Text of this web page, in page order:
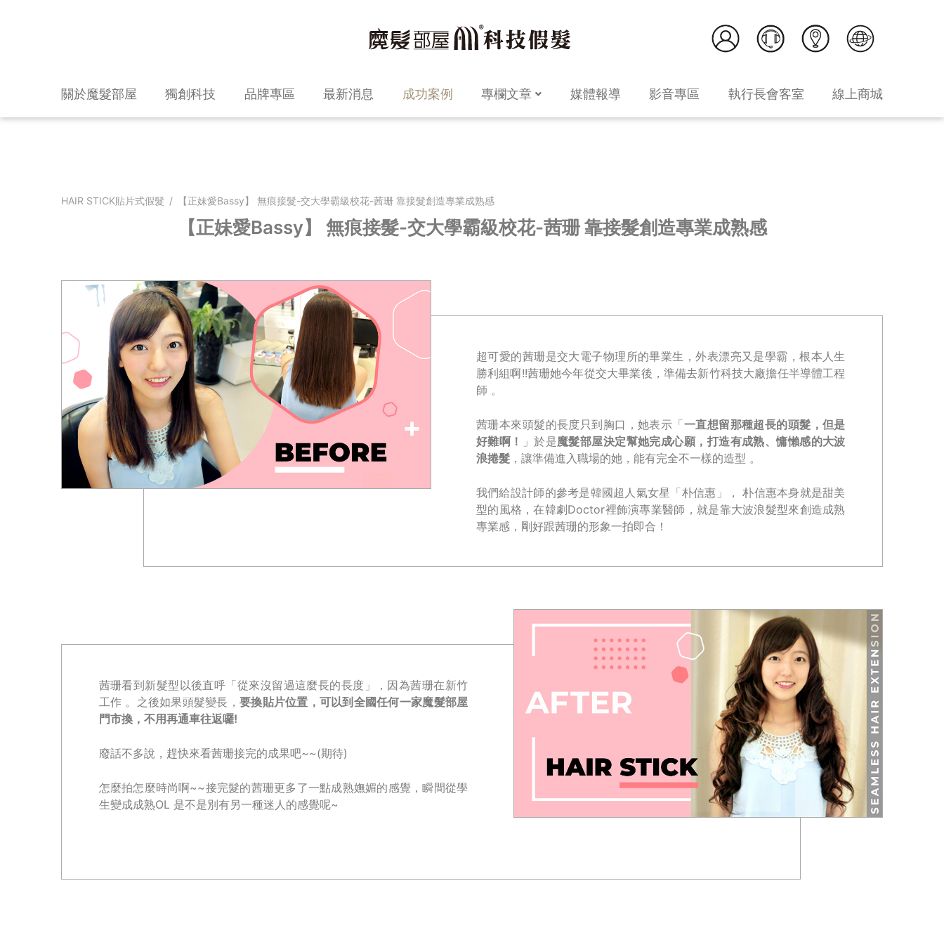
關於魔髮部屋 獨創科技 品牌專區 最新消息 成功案例 專欄文章 媒體報導 影音專區 執行長會客室 線上商城
HAIR STICK貼片式假髮 / 【正妹愛Bassy】 無痕接髮-交大學霸級校花-茜珊 靠接髮創造專業成熟感
【正妹愛Bassy】 無痕接髮-交大學霸級校花-茜珊 靠接髮創造專業成熟感
超可愛的茜珊是交大電子物理所的畢業生，外表漂亮又是學霸，根本人生
勝利組啊!!茜珊她今年從交大畢業後，準備去新竹科技大廠擔任半導體工程
師 。
茜珊本來頭髮的長度只到胸口，她表示「一直想留那種超長的頭髮，但是
好難啊！
」於是魔髮部屋決定幫她完成心願，打造有成熟、慵懶感的大波
浪捲髮，讓準備進入職場的她，能有完全不一樣的造型 。
我們給設計師的參考是韓國超人氣女星「朴信惠」， 朴信惠本身就是甜美
型的風格，在韓劇Doctor裡飾演專業醫師，就是靠大波浪髮型來創造成熟
專業感，剛好跟茜珊的形象一拍即合！
茜珊看到新髮型以後直呼「從來沒留過這麼長的長度」，因為茜珊在新竹
工作 。之後如果頭髮變長， 要換貼片位置，可以到全國任何一家魔髮部屋
門市換，不用再通車往返囉!
廢話不多說，趕快來看茜珊接完的成果吧~~(期待)
怎麼拍怎麼時尚啊~~接完髮的茜珊更多了一點成熟嫵媚的感覺，瞬間從學
生變成成熟OL 是不是別有另一種迷人的感覺呢~